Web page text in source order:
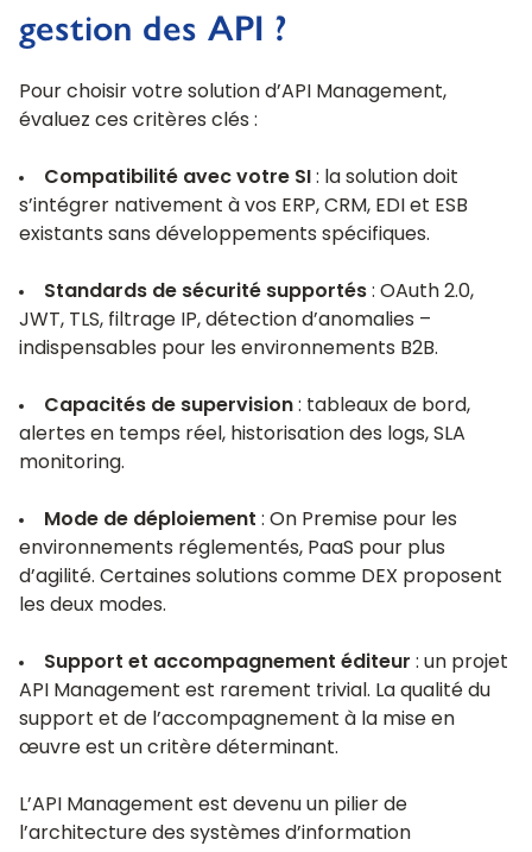
gestion des API ?
Pour choisir votre solution d’API Management,
évaluez ces critères clés :
Compatibilité avec votre SI : la solution doit
s’intégrer nativement à vos ERP, CRM, EDI et ESB
existants sans développements spécifiques.
Standards de sécurité supportés : OAuth 2.0,
JWT, TLS, filtrage IP, détection d’anomalies –
indispensables pour les environnements B2B.
Capacités de supervision : tableaux de bord,
alertes en temps réel, historisation des logs, SLA
monitoring.
Mode de déploiement : On Premise pour les
environnements réglementés, PaaS pour plus
d’agilité. Certaines solutions comme DEX proposent
les deux modes.
Support et accompagnement éditeur : un projet
API Management est rarement trivial. La qualité du
support et de l’accompagnement à la mise en
œuvre est un critère déterminant.
L’API Management est devenu un pilier de
l’architecture des systèmes d’information